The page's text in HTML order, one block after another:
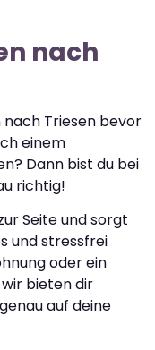
nach
nach Triesen bevor
einem
Dann bist du bei
richtig!
Seite und sorgt
und stressfrei
oder ein
bieten dir
auf deine